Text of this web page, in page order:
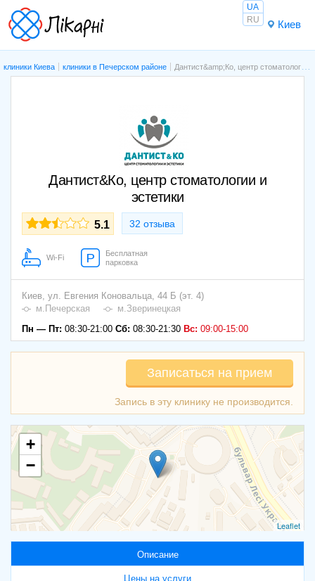
Киев
UA
RU
клиники Киева клиники в Печерском районе Дантист&amp;Ко, центр стоматологии и эстетики
Дантист&Ко, центр стоматологии и
эстетики
5.1 32 отзыва
Wi-Fi
Бесплатная
парковка
Киев, ул. Евгения Коновальца, 44 Б (эт. 4)
м.Печерская
м.Зверинецкая
Пн — Пт: 08:30-21:00 Сб: 08:30-21:30 Вс: 09:00-15:00
Записаться на прием
+
−
Leaflet
Описание
Цены на услуги